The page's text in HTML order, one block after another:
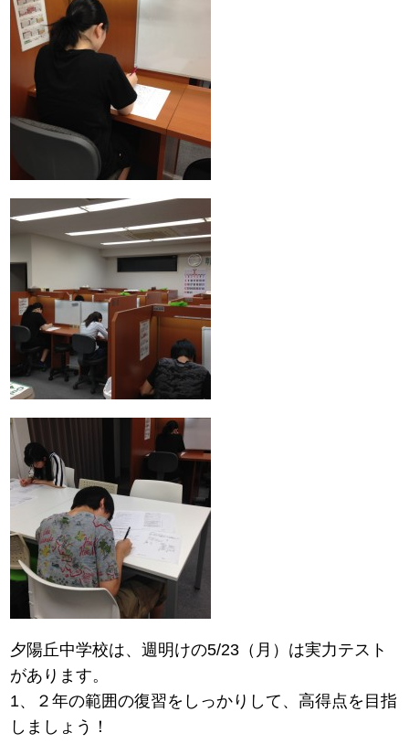
夕陽丘中学校は、週明けの5/23（月）は実力テスト
があります。
1、２年の範囲の復習をしっかりして、高得点を目指
しましょう！